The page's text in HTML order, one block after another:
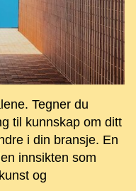
Tegner du
til kunnskap om ditt
i din bransje. En
innsikten som
og